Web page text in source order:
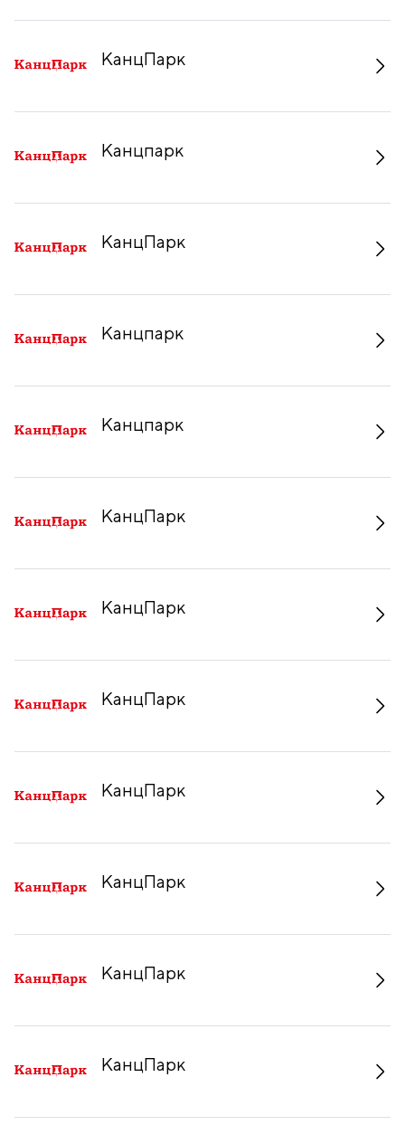
КанцПарк
Канцпарк
КанцПарк
Канцпарк
Канцпарк
КанцПарк
КанцПарк
КанцПарк
КанцПарк
КанцПарк
КанцПарк
КанцПарк